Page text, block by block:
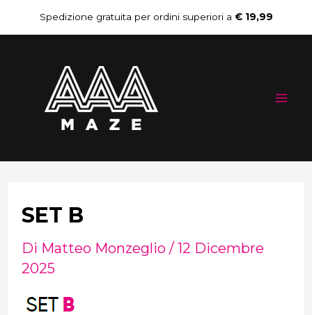
al
contenuto
Spedizione gratuita per ordini superiori a € 19,99
SET B
Di Matteo Monzeglio / 12 Dicembre
2025
Navigazione
articoli